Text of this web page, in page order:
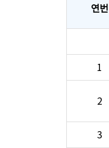
연번
1
2
3